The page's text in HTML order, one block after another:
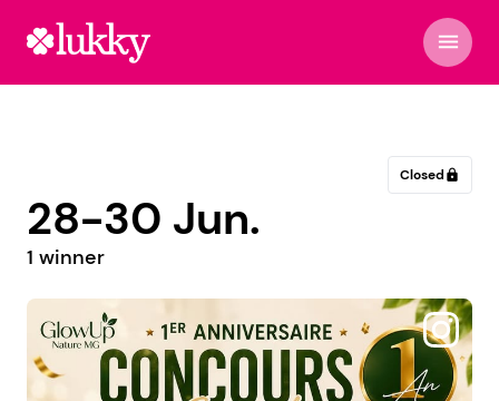
menu
Closed lock
28-30 Jun.
1 winner
@il_etait_un_jeu